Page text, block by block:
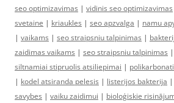
seo optimizavimas | vidinis seo optimizavimas
svetaine | kriaukles | seo apzvalga | namu
| vaikams | seo straipsniu talpinimas |
zaidimas vaikams | seo straipsniu talpinimas |
siltnamiai stipruolis atsiliepimai |
| kodel atsiranda pelesis | listerijos bakterija |
savybes | vaiku zaidimui | bioloģiskie